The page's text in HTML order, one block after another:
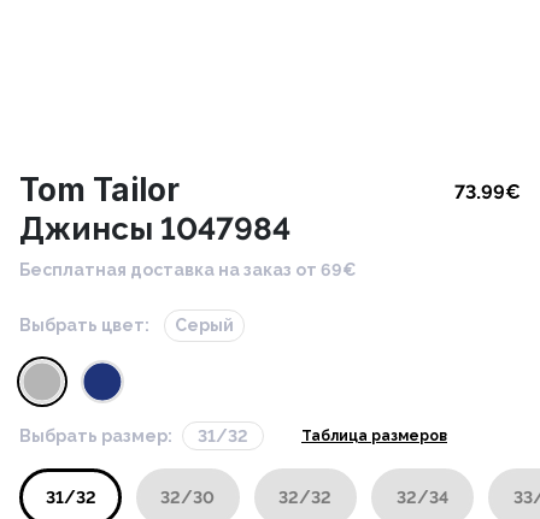
Tom Tailor 73.99€
Джинсы 1047984
Бесплатная доставка на заказ от 69€
Выбрать цвет: Серый
Выбрать размер: 31/32 Таблица размеров
31/32 32/30 32/32 32/34